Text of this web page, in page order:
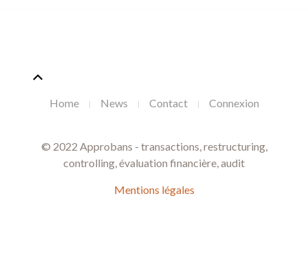
Home News Contact Connexion
© 2022 Approbans - transactions, restructuring,
controlling, évaluation financière, audit
Mentions légales